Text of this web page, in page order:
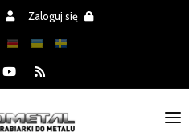
Zaloguj się